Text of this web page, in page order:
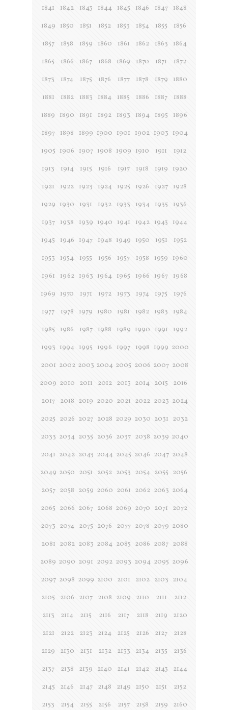
1841 1842 1843 1844 1845 1846 1847
1848
1849
1850 1851 1852 1853 1854 1855
1856
1857
1858 1859 1860 1861 1862 1863
1864
1865
1866 1867 1868 1869 1870 1871
1872
1873
1874 1875 1876 1877 1878 1879
1880
1881
1882 1883 1884 1885 1886 1887
1888
1889
1890 1891 1892 1893 1894 1895
1896
1897
1898 1899 1900 1901 1902 1903 1904
1905 1906 1907 1908 1909 1910 1911
1912
1913
1914 1915 1916 1917 1918 1919
1920
1921
1922 1923 1924 1925 1926 1927
1928
1929 1930 1931 1932 1933 1934 1935
1936
1937
1938 1939 1940 1941 1942 1943
1944
1945
1946 1947 1948 1949 1950 1951
1952
1953
1954 1955 1956 1957 1958 1959
1960
1961
1962 1963 1964 1965 1966 1967
1968
1969
1970 1971 1972 1973 1974 1975
1976
1977
1978 1979 1980 1981 1982 1983
1984
1985
1986 1987 1988 1989 1990 1991
1992
1993 1994 1995 1996 1997 1998 1999 2000
2001 2002 2003 2004 2005 2006 2007 2008
2009 2010 2011 2012 2013 2014 2015
2016
2017
2018 2019 2020 2021 2022 2023 2024
2025 2026 2027 2028 2029 2030 2031 2032
2033 2034 2035 2036 2037 2038 2039 2040
2041 2042 2043 2044 2045 2046 2047 2048
2049 2050 2051 2052 2053 2054 2055 2056
2057 2058 2059 2060 2061 2062 2063 2064
2065 2066 2067 2068 2069 2070 2071
2072
2073 2074 2075 2076 2077 2078 2079 2080
2081 2082 2083 2084 2085 2086 2087 2088
2089 2090 2091 2092 2093 2094 2095 2096
2097 2098 2099 2100 2101 2102 2103 2104
2105
2106 2107 2108 2109 2110 2111
2112
2113
2114 2115 2116 2117 2118 2119
2120
2121
2122 2123 2124 2125 2126 2127
2128
2129
2130 2131 2132 2133 2134 2135
2136
2137
2138 2139 2140 2141 2142 2143
2144
2145
2146 2147 2148 2149 2150 2151
2152
2153
2154 2155 2156 2157 2158 2159
2160